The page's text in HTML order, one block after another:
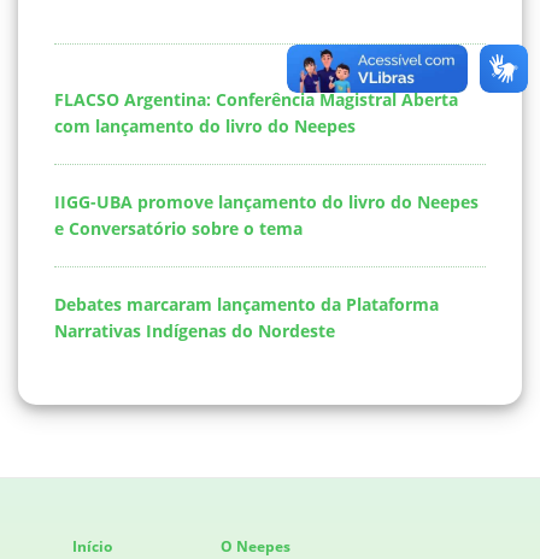
FLACSO Argentina: Conferência Magistral Aberta
com lançamento do livro do Neepes
IIGG-UBA promove lançamento do livro do Neepes
e Conversatório sobre o tema
Debates marcaram lançamento da Plataforma
Narrativas Indígenas do Nordeste
Início
O Neepes